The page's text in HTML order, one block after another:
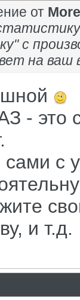
от More
с
на ваш
- это
с
и т.д.